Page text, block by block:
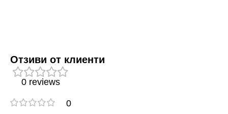
Отзиви от клиенти
0 reviews
0